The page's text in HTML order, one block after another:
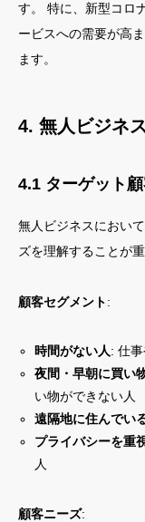
す。 特に、新型コロ
ービスへの需要が高
ます。
4. 無人ビジネ
4.1 ターゲット
無人ビジネスにおい
ズを理解することが重
顧客セグメント:
時間がない人: 仕
夜間・早朝に買い
い物ができない人
遠隔地に住んでい
プライバシーを重
人
顧客ニーズ: